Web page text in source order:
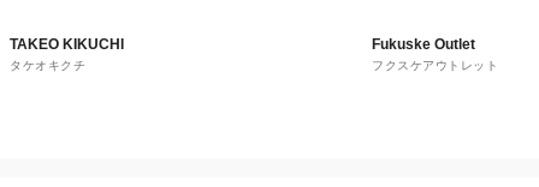
TAKEO KIKUCHI
タケオキクチ
Fukuske Outlet
フクスケアウトレット